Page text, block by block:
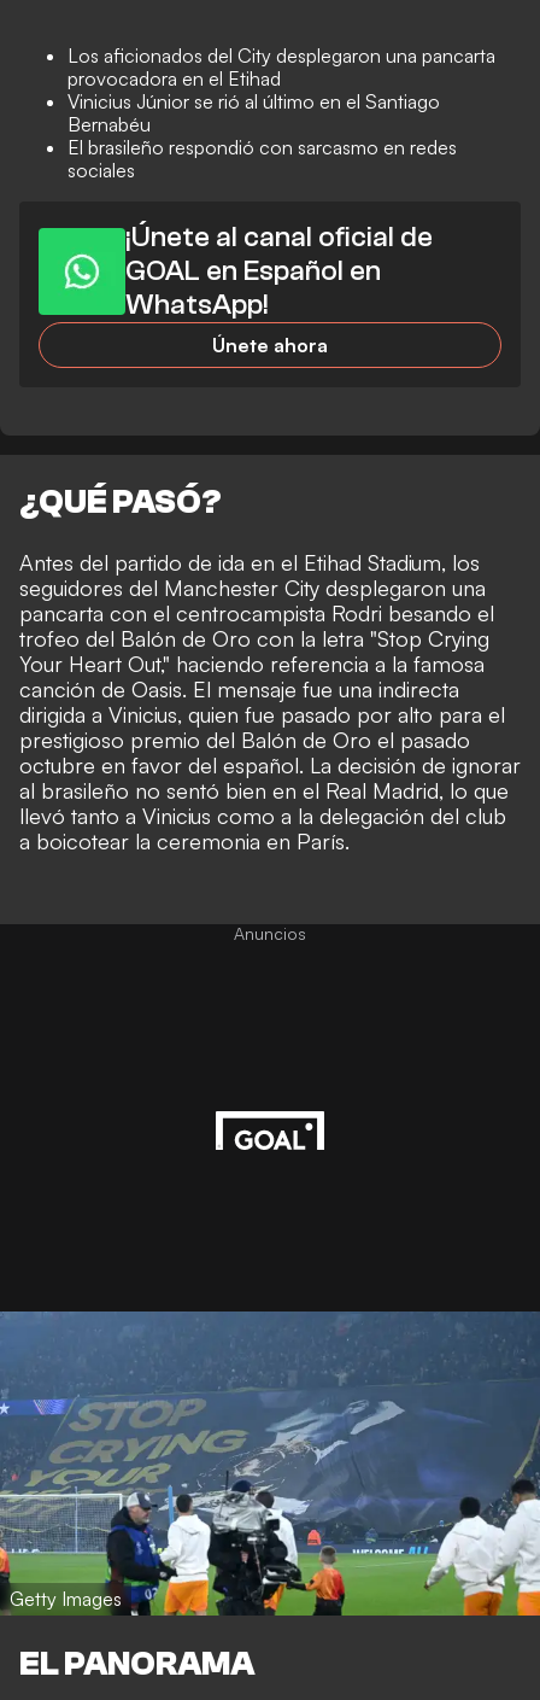
Los aficionados del City desplegaron una pancarta
provocadora en el Etihad
Vinicius Júnior se rió al último en el Santiago
Bernabéu
El brasileño respondió con sarcasmo en redes
sociales
¡Únete al canal oficial de
GOAL en Español en
WhatsApp!
Únete ahora
¿QUÉ PASÓ?
Antes del partido de ida en el Etihad Stadium, los
seguidores del Manchester City desplegaron una
pancarta con el centrocampista Rodri besando el
trofeo del Balón de Oro con la letra "Stop Crying
Your Heart Out," haciendo referencia a la famosa
canción de Oasis. El mensaje fue una indirecta
dirigida a Vinicius, quien fue pasado por alto para el
prestigioso premio del Balón de Oro el pasado
octubre en favor del español. La decisión de ignorar
al brasileño no sentó bien en el Real Madrid, lo que
llevó tanto a Vinicius como a la delegación del club
a boicotear la ceremonia en París.
Anuncios
Getty Images
EL PANORAMA